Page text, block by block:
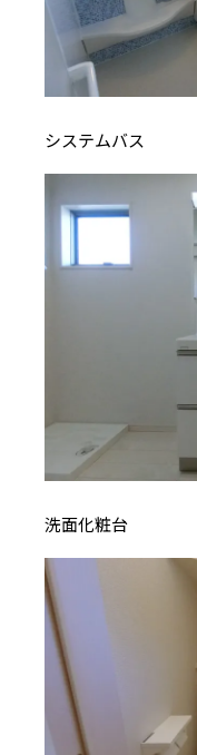
システムバス
洗面化粧台